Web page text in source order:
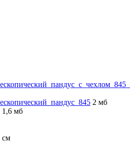
2 мб
1,6 мб
см